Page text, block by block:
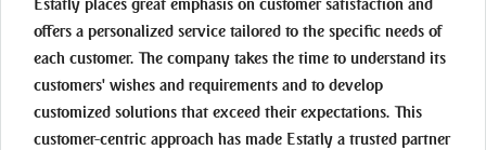
Estatly places great emphasis on customer satisfaction and
offers a personalized service tailored to the specific needs of
each customer. The company takes the time to understand its
customers' wishes and requirements and to develop
customized solutions that exceed their expectations. This
customer-centric approach has made Estatly a trusted partner